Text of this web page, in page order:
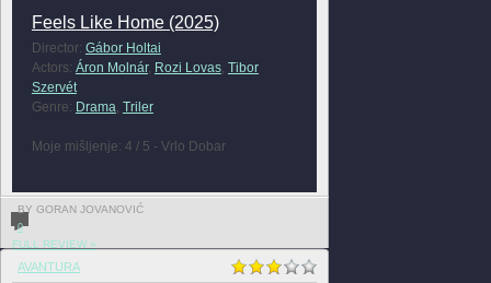
Feels Like Home (2025)
Director: Gábor Holtai
Actors: Áron Molnár, Rozi Lovas, Tibor
Szervét
Genre: Drama, Triler
Moje mišljenje: 4 / 5 - Vrlo Dobar
BY GORAN JOVANOVIĆ
0
FULL REVIEW »
AVANTURA